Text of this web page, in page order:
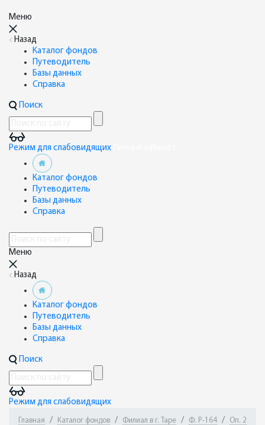
Меню
Назад
Каталог фондов
Путеводитель
Базы данных
Справка
Поиск
Режим для слабовидящих
Каталог фондов
Путеводитель
Базы данных
Справка
Меню
Назад
Каталог фондов
Путеводитель
Базы данных
Справка
Поиск
Режим для слабовидящих
Главная Каталог фондов Филиал в г. Таре Ф. Р-164 Оп. 2